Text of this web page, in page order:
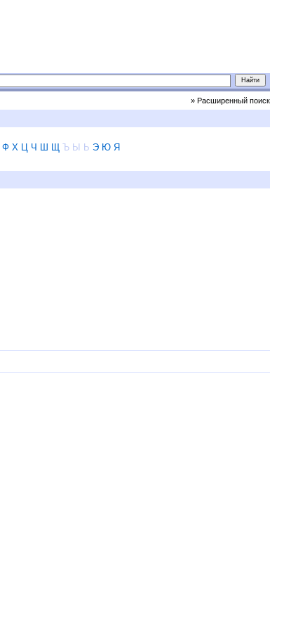
» Расширенный поиск
Ф Х Ц Ч Ш Щ Ъ Ы Ь Э Ю Я